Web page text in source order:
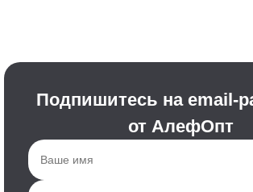
Подпишитесь на email-
от АлефОпт